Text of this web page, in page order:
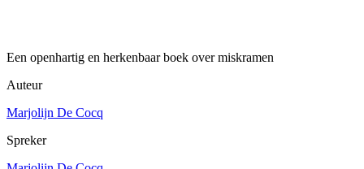
Een openhartig en herkenbaar boek over miskramen
Auteur
Marjolijn De Cocq
Spreker